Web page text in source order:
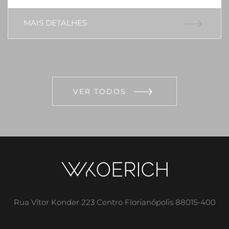
MAIS DETALHES
VER TODOS
Rua Vítor Konder 223 Centro Florianópolis 88015-400